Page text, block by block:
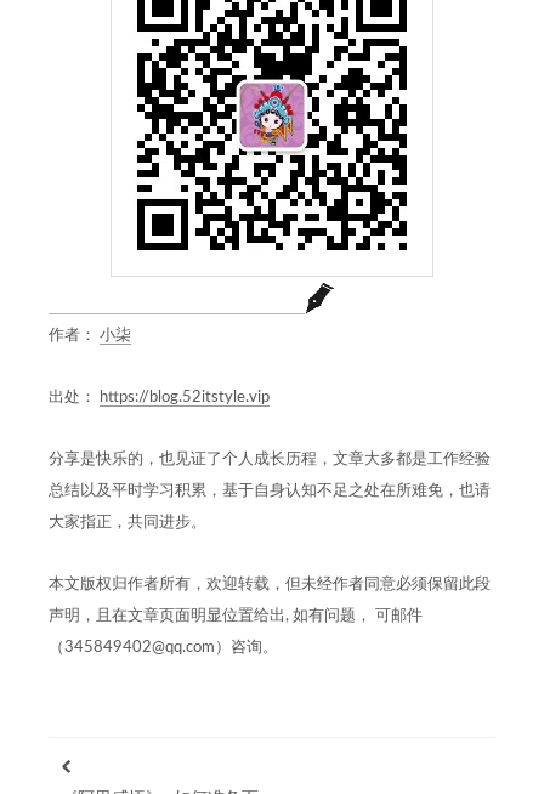
作者： 小柒
出处： https://blog.52itstyle.vip
分享是快乐的，也见证了个人成长历程，文章大多都是工作经验
总结以及平时学习积累，基于自身认知不足之处在所难免，也请
大家指正，共同进步。
本文版权归作者所有，欢迎转载，但未经作者同意必须保留此段
声明，且在文章页面明显位置给出, 如有问题， 可邮件
（345849402@qq.com）咨询。